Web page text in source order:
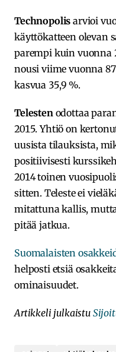
Technopolis arvioi
käyttökatteen olevan
parempi kuin vuonna
nousi viime vuonna
kasvua 35,9 %.
Telestenodottaa
2015. Yhtiö on
uusista tilauksista,
positiivisesti
2014 toinen
sitten. Teleste ei
mitattuna kallis,
pitää jatkua.
Suomalaisten
helposti etsiä
ominaisuudet.
Artikkeli julkaistu